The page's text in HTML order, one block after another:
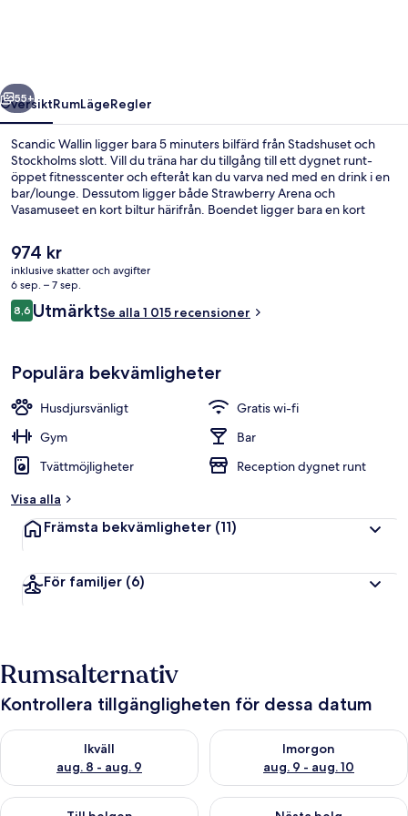
Nästa
55+
ÖversiktRumLägeRegler
Scandic Wallin ligger bara 5 minuters bilfärd från Stadshuset och
Stockholms slott. Vill du träna har du tillgång till ett dygnet runt-
öppet fitnesscenter och efteråt kan du varva ned med en drink i en
bar/lounge. Dessutom ligger både Strawberry Arena och
Vasamuseet en kort biltur härifrån. Boendet ligger bara en kort
gå och till Hötorget T-bana är det 7 minuter.
Det
nuvarande
priset
är
974 kr
974 kr
inklusive skatter och avgifter
6 sep. – 7 sep.
Recensioner
8,68,6 av 10,
UtmärktSe alla 1 015 recensioner
Populära bekvämligheter
Husdjursvänligt
Gratis wi-fi
Gym
Bar
Tvättmöjligheter
Reception dygnet runt
Visa alla
Främsta bekvämligheter (11)
För familjer (6)
Rumsalternativ
Kontrollera tillgängligheten för dessa datum
Ikväll
aug. 8 - aug. 9
Kontrollera tillgängligheten för ikväll aug. 8 - aug. 9
Imorgon
aug. 9 - aug. 10
Kontrollera tillgängligheten
Kontrollera tillgängligheten för den här helgen aug. 14 - aug.
Kontrollera tillgängligheten